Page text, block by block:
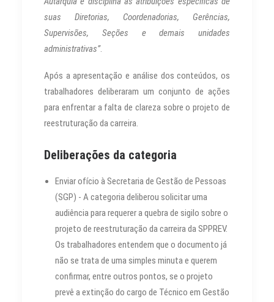
suas Diretorias, Coordenadorias, Gerências,
Supervisões, Seções e demais unidades
administrativas”.
Após a apresentação e análise dos conteúdos, os
trabalhadores deliberaram um conjunto de ações
para enfrentar a falta de clareza sobre o projeto de
reestruturação da carreira.
Deliberações da categoria
Enviar ofício à Secretaria de Gestão de Pessoas
(SGP) - A categoria deliberou solicitar uma
audiência para requerer a quebra de sigilo sobre o
projeto de reestruturação da carreira da SPPREV.
Os trabalhadores entendem que o documento já
não se trata de uma simples minuta e querem
confirmar, entre outros pontos, se o projeto
prevê a extinção do cargo de Técnico em Gestão